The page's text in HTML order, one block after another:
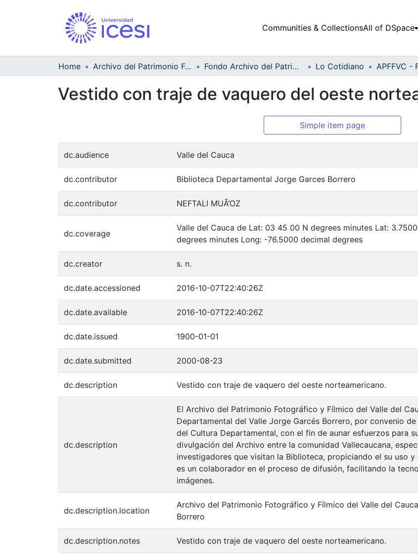
Communities & CollectionsAll of DSpace
Home Archivo del Patrimonio Fotográfico y Fílmico del Valle del Cauca Fondo Archivo del Patrimonio Fotográfico y Fílmico del Valle del Cauca Lo Cotidiano
Vestido con traje de vaquero del oeste
Simple item page
dc.audience Valle del Cauca
dc.contributor Biblioteca Departamental Jorge Garces Borrero
dc.contributor NEFTALI MUÃ‘OZ
dc.coverage
Valle del Cauca de Lat: 03 45 00 N degrees minutes Lat:
degrees minutes Long: -76.5000 decimal degrees
dc.creator s. n.
dc.date.accessioned 2016-10-07T22:40:26Z
dc.date.available 2016-10-07T22:40:26Z
dc.date.issued 1900-01-01
dc.date.submitted 2000-08-23
dc.description Vestido con traje de vaquero del oeste norteamericano.
dc.description
El Archivo del Patrimonio Fotográfico y Fílmico del Valle del
Departamental del Valle Jorge Garcés Borrero, por convenio
del Cultura Departamental, con el fin de aunar esfuerzos para
divulgación del Archivo entre la comunidad Vallecaucana,
investigadores que visitan la Biblioteca, propiciando el su uso
es un colaborador en el proceso de difusión, facilitando la
imágenes.
dc.description.location
Archivo del Patrimonio Fotográfico y Fílmico del Valle del
Borrero
dc.description.notes Vestido con traje de vaquero del oeste norteamericano.